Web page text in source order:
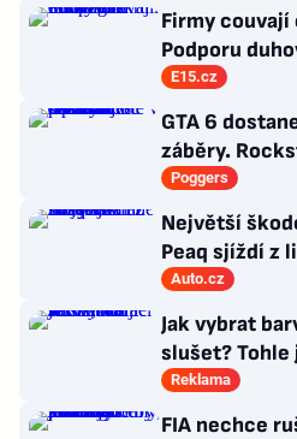
Firmy couvají
Podporu
Microsoft
E15.cz
GTA 6
záběry.
očekávanou
Poggers
Největší
Peaq sjíždí z
Auto.cz
Jak vybrat
slušet?
Reklama
FIA nechce